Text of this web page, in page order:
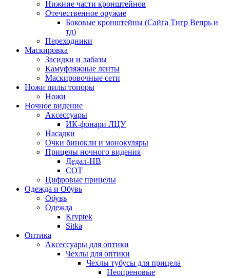
Нижние части кронштейнов
Отечественное оружие
Боковые кронштейны (Сайга Тигр Вепрь и
тд)
Переходники
Маскировка
Засидки и лабазы
Камуфляжные ленты
Маскировочные сети
Ножи пилы топоры
Ножи
Ночное видение
Аксессуары
ИК-фонари ЛЦУ
Насадки
Очки бинокли и монокуляры
Прицелы ночного видения
Дедал-НВ
СОТ
Цифровые прицелы
Одежда и Обувь
Обувь
Одежда
Kryptek
Sitka
Оптика
Аксессуары для оптики
Чехлы для оптики
Чехлы тубусы для прицела
Неопреновые